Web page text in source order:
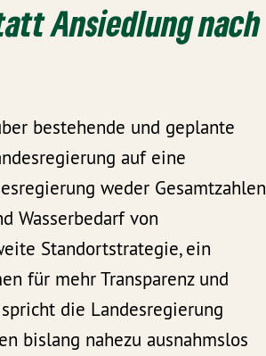
Ansiedlung nach
bestehende und geplante
auf eine
weder Gesamtzahlen
Wasserbedarf von
Standortstrategie, ein
für mehr Transparenz und
die Landesregierung
bislang nahezu ausnahmslos